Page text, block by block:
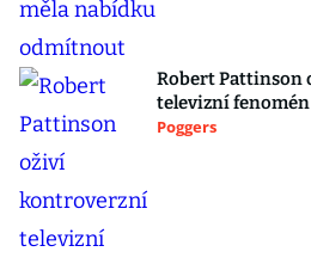
Robert
televizní fenomén
Poggers